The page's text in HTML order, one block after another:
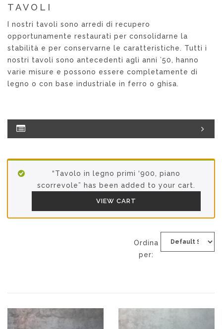
TAVOLI
I nostri tavoli sono arredi di recupero
opportunamente restaurati per consolidarne la
stabilità e per conservarne le caratteristiche. Tutti i
nostri tavoli sono antecedenti agli anni ’50, hanno
varie misure e possono essere completamente di
legno o con base industriale in ferro o ghisa.
“Tavolo in legno primi ‘900, piano
scorrevole” has been added to your cart.
VIEW CART
Ordina
per: